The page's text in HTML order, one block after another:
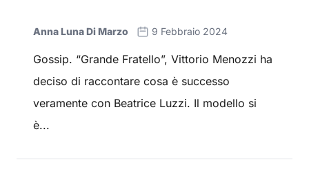
Anna Luna Di Marzo 9 Febbraio 2024
Gossip. “Grande Fratello”, Vittorio Menozzi ha
deciso di raccontare cosa è successo
veramente con Beatrice Luzzi. Il modello si
è...